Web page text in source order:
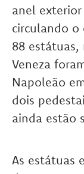
anel
circulando o
88 estátuas,
Veneza
Napoleão
dois
ainda estão
As estátuas